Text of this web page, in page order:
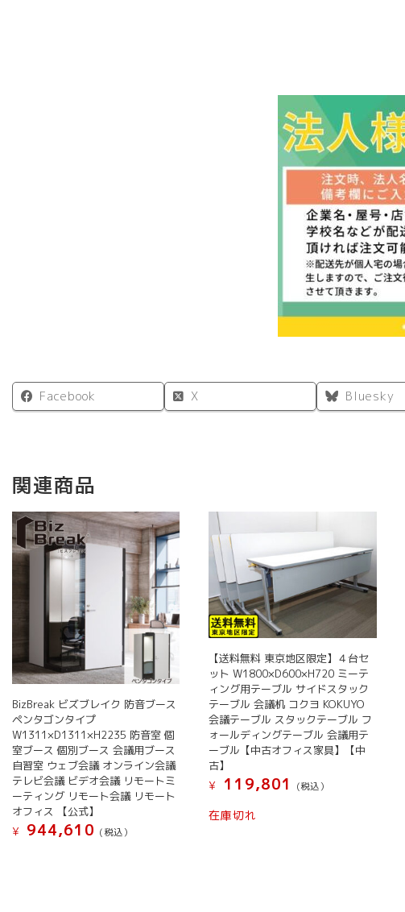
Facebook X Bluesky
関連商品
BizBreak ビズブレイク 防音ブース
ペンタゴンタイプ
W1311×D1311×H2235 防音室 個
室ブース 個別ブース 会議用ブース
自習室 ウェブ会議 オンライン会議
テレビ会議 ビデオ会議 リモートミ
ーティング リモート会議 リモート
オフィス 【公式】
¥
944,610 (税込）
【送料無料 東京地区限定】４台セ
ット W1800×D600×H720 ミーテ
ィング用テーブル サイドスタック
テーブル 会議机 コクヨ KOKUYO
会議テーブル スタックテーブル フ
ォールディングテーブル 会議用テ
ーブル【中古オフィス家具】【中
古】
¥
119,801 (税込）
在庫切れ